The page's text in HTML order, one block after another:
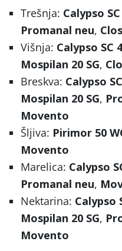
Trešnja: Calypso
Promanal neu,
Višnja: Calypso SC
Mospilan 20 SG,
Breskva: Calypso
Mospilan 20 SG,
Movento
Šljiva: Pirimor 50
Movento
Marelica: Calypso
Promanal neu,
Nektarina: Calypso
Mospilan 20 SG,
Movento